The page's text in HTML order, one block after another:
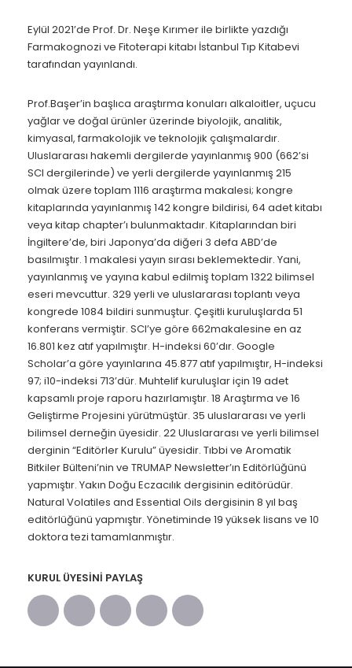
Eylül 2021’de Prof. Dr. Neşe Kırımer ile birlikte yazdığı
Farmakognozi ve Fitoterapi kitabı İstanbul Tıp Kitabevi
tarafından yayınlandı.
Prof.Başer’in başlıca araştırma konuları alkaloitler, uçucu
yağlar ve doğal ürünler üzerinde biyolojik, analitik,
kimyasal, farmakolojik ve teknolojik çalışmalardır.
Uluslararası hakemli dergilerde yayınlanmış 900 (662’si
SCI dergilerinde) ve yerli dergilerde yayınlanmış 215
olmak üzere toplam 1116 araştırma makalesi; kongre
kitaplarında yayınlanmış 142 kongre bildirisi, 64 adet kitabı
veya kitap chapter’ı bulunmaktadır. Kitaplarından biri
İngiltere’de, biri Japonya’da diğeri 3 defa ABD’de
basılmıştır. 1 makalesi yayın sırası beklemektedir. Yani,
yayınlanmış ve yayına kabul edilmiş toplam 1322 bilimsel
eseri mevcuttur. 329 yerli ve uluslararası toplantı veya
kongrede 1084 bildiri sunmuştur. Çeşitli kuruluşlarda 51
konferans vermiştir. SCI’ye göre 662makalesine en az
16.801 kez atıf yapılmıştır. H-indeksi 60’dır. Google
Scholar’a göre yayınlarına 45.877 atıf yapılmıştır, H-indeksi
97; i10-indeksi 713’dür. Muhtelif kuruluşlar için 19 adet
kapsamlı proje raporu hazırlamıştır. 18 Araştırma ve 16
Geliştirme Projesini yürütmüştür. 35 uluslararası ve yerli
bilimsel derneğin üyesidir. 22 Uluslararası ve yerli bilimsel
derginin “Editörler Kurulu” üyesidir. Tıbbi ve Aromatik
Bitkiler Bülteni’nin ve TRUMAP Newsletter’ın Editörlüğünü
yapmıştır. Yakın Doğu Eczacılık dergisinin editörüdür.
Natural Volatiles and Essential Oils dergisinin 8 yıl baş
editörlüğünü yapmıştır. Yönetiminde 19 yüksek lisans ve 10
doktora tezi tamamlanmıştır.
KURUL ÜYESINI PAYLAŞ